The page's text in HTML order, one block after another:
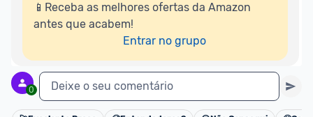
📱Receba as melhores ofertas da Amazon
antes que acabem!
Entrar no grupo
0 Deixe o seu comentário